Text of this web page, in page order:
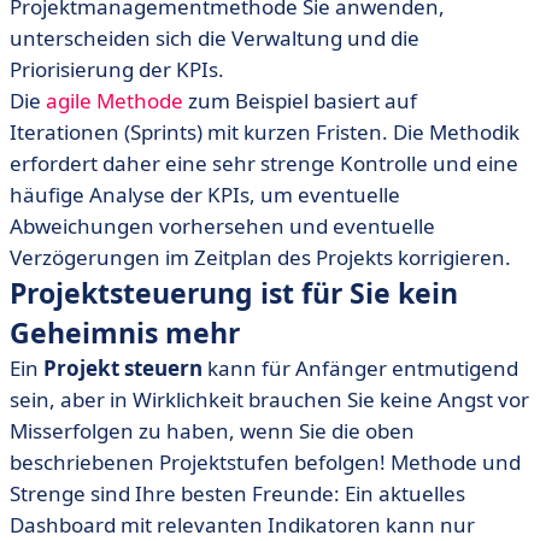
Projektmanagementmethode Sie anwenden,
unterscheiden sich die Verwaltung und die
Priorisierung der KPIs.
Die agile Methode zum Beispiel basiert auf
Iterationen (Sprints) mit kurzen Fristen. Die Methodik
erfordert daher eine sehr strenge Kontrolle und eine
häufige Analyse der KPIs, um eventuelle
Abweichungen vorhersehen und eventuelle
Verzögerungen im Zeitplan des Projekts korrigieren.
Projektsteuerung ist für Sie kein
Geheimnis mehr
Ein Projekt steuern kann für Anfänger entmutigend
sein, aber in Wirklichkeit brauchen Sie keine Angst vor
Misserfolgen zu haben, wenn Sie die oben
beschriebenen Projektstufen befolgen! Methode und
Strenge sind Ihre besten Freunde: Ein aktuelles
Dashboard mit relevanten Indikatoren kann nur